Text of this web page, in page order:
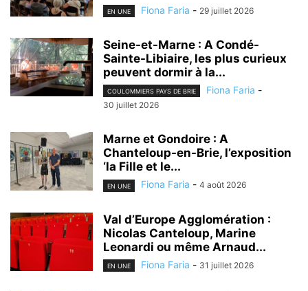
EN UNE Fiona Faria - 29 juillet 2026
Seine-et-Marne : A Condé-
Sainte-Libiaire, les plus curieux
peuvent dormir à la...
COULOMMIERS PAYS DE BRIE Fiona Faria -
30 juillet 2026
Marne et Gondoire : A
Chanteloup-en-Brie, l’exposition
‘la Fille et le...
EN UNE Fiona Faria - 4 août 2026
Val d’Europe Agglomération :
Nicolas Canteloup, Marine
Leonardi ou même Arnaud...
EN UNE Fiona Faria - 31 juillet 2026